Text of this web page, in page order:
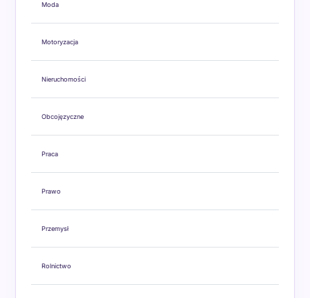
Moda
Motoryzacja
Nieruchomości
Obcojęzyczne
Praca
Prawo
Przemysł
Rolnictwo